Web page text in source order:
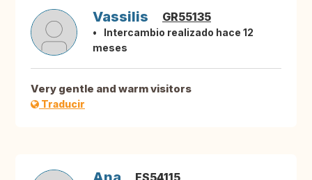
Vassilis GR55135
Intercambio realizado hace 12
meses
Very gentle and warm visitors
Traducir